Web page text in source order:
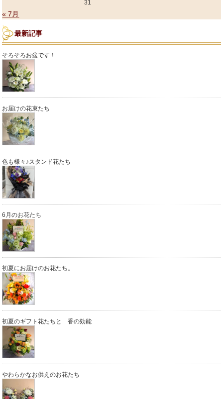
31
« 7月
最新記事
そろそろお盆です！
お届けの花束たち
色も様々♪スタンド花たち
6月のお花たち
初夏にお届けのお花たち。
初夏のギフト花たちと 香の効能
やわらかなお供えのお花たち